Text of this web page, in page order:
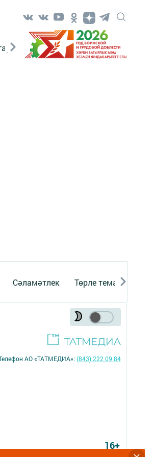
Әкият Әкият
Сәламәтлек Төрле темалар
АО «ТАТМЕДИА»:(843) 222 09 84
16+